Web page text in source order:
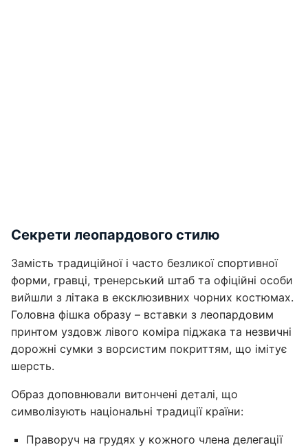
Секрети леопардового стилю
Замість традиційної і часто безликої спортивної
форми, гравці, тренерський штаб та офіційні особи
вийшли з літака в ексклюзивних чорних костюмах.
Головна фішка образу – вставки з леопардовим
принтом уздовж лівого коміра піджака та незвичні
дорожні сумки з ворсистим покриттям, що імітує
шерсть.
Образ доповнювали витончені деталі, що
символізують національні традиції країни:
Праворуч на грудях у кожного члена делегації